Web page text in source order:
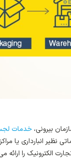
خدمات
نظیر انبارداری یا